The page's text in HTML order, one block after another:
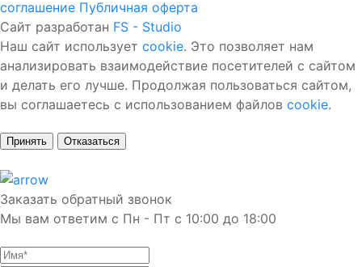
соглашение Публичная оферта
Сайт разработан FS - Studio
Наш сайт использует cookie. Это позволяет нам
анализировать взаимодействие посетителей с сайтом
и делать его лучше. Продолжая пользоваться сайтом,
вы соглашаетесь с использованием файлов cookie.
Принять Отказаться
Заказать обратный звонок
Мы вам ответим с Пн - Пт с 10:00 до 18:00